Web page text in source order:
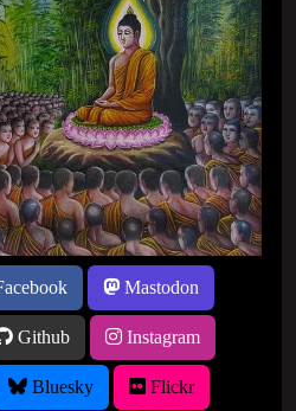
Mastodon
Github Instagram
Bluesky Flickr